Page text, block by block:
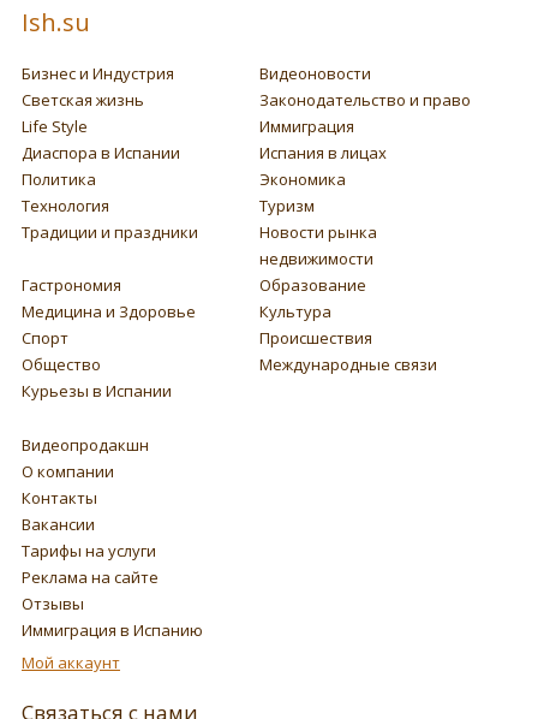
Ish.su
Бизнес и Индустрия
Видеоновости
Светская жизнь
Законодательство и право
Life Style
Иммиграция
Диаспора в Испании
Испания в лицах
Политика
Экономика
Технология
Туризм
Традиции и праздники
Новости рынка
недвижимости
Гастрономия
Образование
Медицина и Здоровье
Культура
Спорт
Происшествия
Общество
Международные связи
Курьезы в Испании
Видеопродакшн
О компании
Контакты
Вакансии
Тарифы на услуги
Реклама на сайте
Отзывы
Иммиграция в Испанию
Мой аккаунт
Связаться с нами